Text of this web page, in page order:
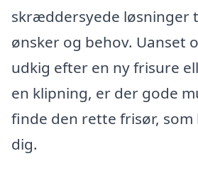
skræddersyede løsninger
ønsker og behov. Uanset
udkig efter en ny frisure
en klipning, er der gode
finde den rette frisør, som
dig.